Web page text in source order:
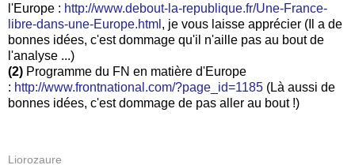
l'Europe : http://www.debout-la-republique.fr/Une-France-
libre-dans-une-Europe.html , je vous laisse apprécier (Il a de
bonnes idées, c'est dommage qu'il n'aille pas au bout de
l'analyse ...)
(2) Programme du FN en matière d'Europe
: http://www.frontnational.com/?page_id=1185 (Là aussi de
bonnes idées, c'est dommage de pas aller au bout !)
Liorozaure